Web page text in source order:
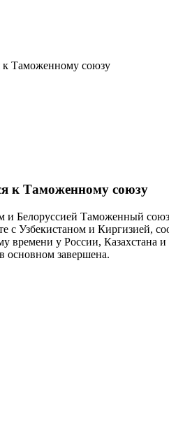
к Таможенному союзу
к Таможенному союзу
и Белоруссией Таможенный
с Узбекистаном и
времени у России,
основном завершена.